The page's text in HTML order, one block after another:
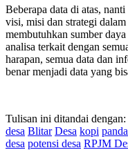
Beberapa data di atas,
visi, misi dan strategi
membutuhkan sumber
analisa terkait dengan
harapan, semua data dan
benar menjadi data yang
Tulisan ini ditandai dengan:
desa Blitar Desa kopi
desa potensi desa RPJM